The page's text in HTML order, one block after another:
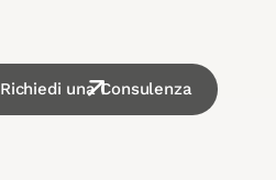
Richiedi una Consulenza